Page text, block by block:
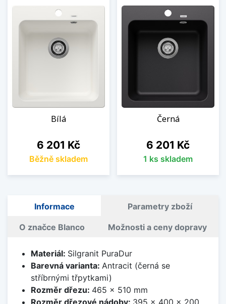
Bílá
Cena
6 201 Kč
Běžně skladem
Černá
Cena
6 201 Kč
1 ks skladem
Informace Parametry zboží
O značce Blanco Možnosti a ceny dopravy
Materiál: Silgranit PuraDur
Barevná varianta: Antracit (černá se
stříbrnými třpytkami)
Rozměr dřezu: 465 x 510 mm
Rozměr dřezové nádoby: 395 x 400 x 200